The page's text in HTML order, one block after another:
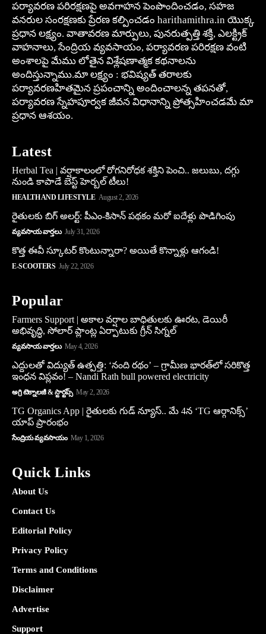
పర్యావరణ పరిరక్షణపై అవగాహన పెంపొందించడం, సహజ
వనరుల సంరక్షణకు ప్రేరణ కల్పించడం harithamithra.in యొక్క
ప్రధాన లక్ష్యం. వాతావరణ మార్పులు, పునరుత్పత్తి శక్తి, ఎలక్ట్రిక్
వాహనాలు, సేంద్రియ వ్యవసాయం, పర్యావరణ పరిరక్షణ వంటి
అంశాలపై మేము లోతైన విశ్లేషణాత్మక కథనాలను
అందిస్తున్నాము.మా లక్ష్యం : భవిష్యత్ తరాలకు
పర్యావరణహితమైన ప్రపంచాన్ని అందించాలన్న తపనతో,
పర్యావరణ స్నేహపూర్వక జీవన విధానాన్ని ప్రోత్సహించడమే మా
ప్రధాన ఆశయం.
Latest
Herbal Tea | వర్షాకాలంలో రోగనిరోధక శక్తిని పెంచి.. జలుబు, దగ్గు
నుండి కాపాడే బెస్ట్ హెర్బల్ టీలు!
HEALTH AND LIFESTYLE August 2, 2026
రైతులకు బిగ్ అలర్ట్: పీఎం-కిసాన్ పథకం మరో ఐదేళ్లు పొడిగింపు
వ్యవసాయ వార్తలు July 31, 2026
కొత్త ఈవీ స్కూట‌ర్ కొంటున్నారా? అయితే కొన్నాళ్లు ఆగండి!
E-SCOOTERS July 22, 2026
Popular
Farmers Support | అకాల వర్షాల బాధితులకు ఊరట, డెయిరీ
అభివృద్ధి, సోలార్ ప్లాంట్ల ఏర్పాటుకు గ్రీన్‌ సిగ్నల్
వ్యవసాయ వార్తలు May 4, 2026
ఎద్దులతో విద్యుత్ ఉత్పత్తి: ‘నంది రథం’ – గ్రామీణ భారత్‌లో సరికొత్త
ఇంధన విప్లవం! – Nandi Rath bull powered electricity
అగ్రి టెక్నాలజీ & స్టార్టప్స్ May 2, 2026
TG Organics App | రైతులకు గుడ్ న్యూస్.. మే 4న ‘TG ఆర్గానిక్స్’
యాప్ ప్రారంభం
సేంద్రియ వ్యవసాయం May 1, 2026
Quick Links
About Us
Contact Us
Editorial Policy
Privacy Policy
Terms and Conditions
Disclaimer
Advertise
Support